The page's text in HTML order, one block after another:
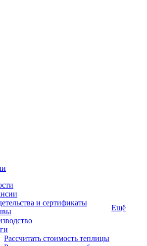
и сертификаты
Рассчитать стоимость теплицы
Ещё